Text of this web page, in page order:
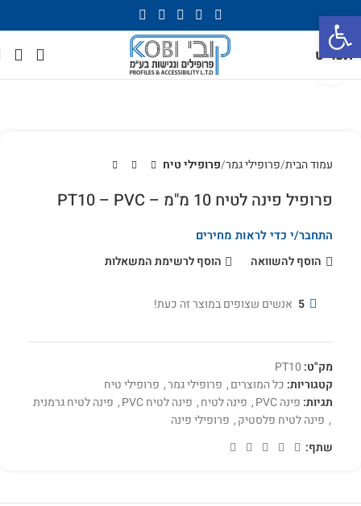
פתח סרגל נגישות
תפריט
עמוד הבית פרופילי גמר פרופילי טיח
פרופיל פינה לטיח 10 מ"מ – PT10 – PVC
התחבר/י כדי לראות מחירים
הוסף להשוואה
הוסף לרשימת המשאלות
5 אנשים שצופים במוצר זה כעת!
מק"ט: PT10
קטגוריות: כל המוצרים, פרופילי גמר, פרופילי טיח
תגיות: פינה PVC , פינה לטיח, פינה לטיח PVC , פינה לטיח גרמנית
, פינה לטיח פלסטיק, פרופילי פינה
שתף: